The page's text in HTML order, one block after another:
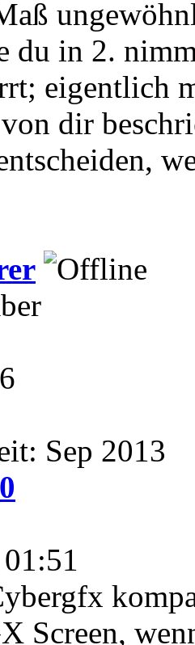
du in 2.
eigentlich
dir
Sep 2013
0
Screen,